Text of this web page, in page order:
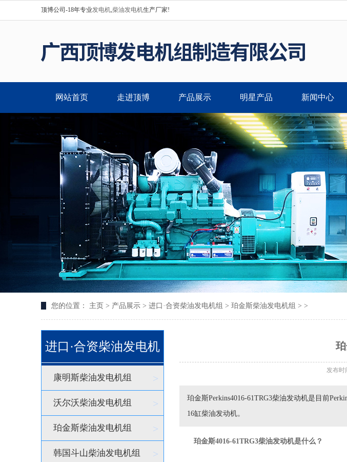
顶博公司-18年专业发电机,柴油发电机生产厂家!
网站首页 走进顶博 产品展示 明星产品 新闻中心
您的位置： 主页 > 产品展示 > 进口·合资柴油发电机组 > 珀金斯柴油发电机组 > >
进口·合资柴油发电机
康明斯柴油发电机组 >
沃尔沃柴油发电机组 >
珀金斯柴油发电机组 >
韩国斗山柴油发电机组 >
发布时
珀金斯Perkins4016-61TRG3柴油发动机是目前
16缸柴油发动机。
珀金斯4016-61TRG3柴油发动机是什么？